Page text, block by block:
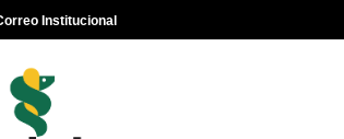
Institucional